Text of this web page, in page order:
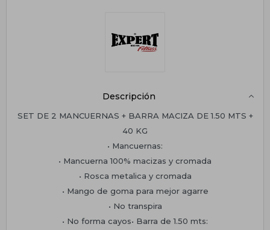
Descripción
SET DE 2 MANCUERNAS + BARRA MACIZA DE 1.50 MTS +
40 KG
• Mancuernas:
• Mancuerna 100% macizas y cromada
• Rosca metalica y cromada
• Mango de goma para mejor agarre
• No transpira
• No forma cayos• Barra de 1.50 mts: